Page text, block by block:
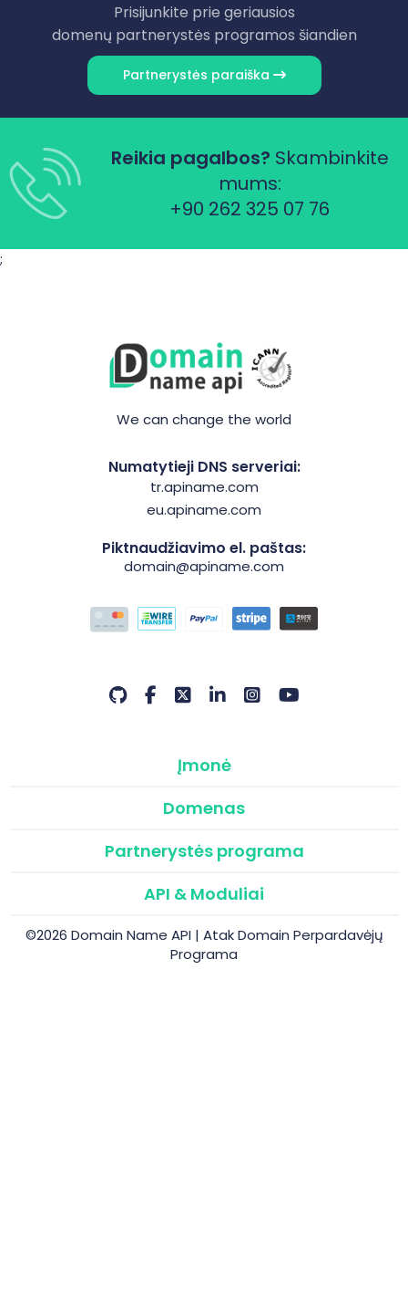
Prisijunkite prie geriausios
domenų partnerystės programos šiandien
Partnerystės paraiška
Reikia pagalbos? Skambinkite
mums:
+90 262 325 07 76
;
We can change the world
Numatytieji DNS serveriai:
tr.apiname.com
eu.apiname.com
Piktnaudžiavimo el. paštas:
domain@apiname.com
Įmonė
Domenas
Partnerystės programa
API & Moduliai
©2026 Domain Name API | Atak Domain Perpardavėjų
Programa